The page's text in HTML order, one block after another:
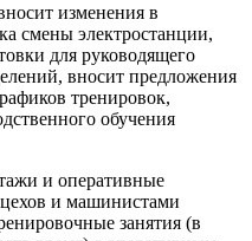
изменения в
смены электростанции,
для руководящего
вносит предложения
тренировок,
обучения
и оперативные
и машинистами
занятия (в